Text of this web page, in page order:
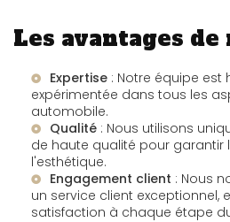
Les avantages
Expertise : Notre équipe est
expérimentée dans tous les
automobile.
Qualité : Nous utilisons
de haute qualité pour garantir
l'esthétique.
Engagement client : Nous
un service client exceptionnel,
satisfaction à chaque étape